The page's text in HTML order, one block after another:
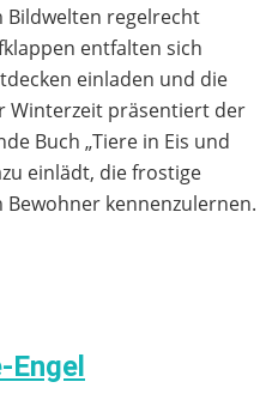
Bildwelten regelrecht
entfalten sich
einladen und die
Winterzeit präsentiert der
Buch „Tiere in Eis und
einlädt, die frostige
kennenzulernen.